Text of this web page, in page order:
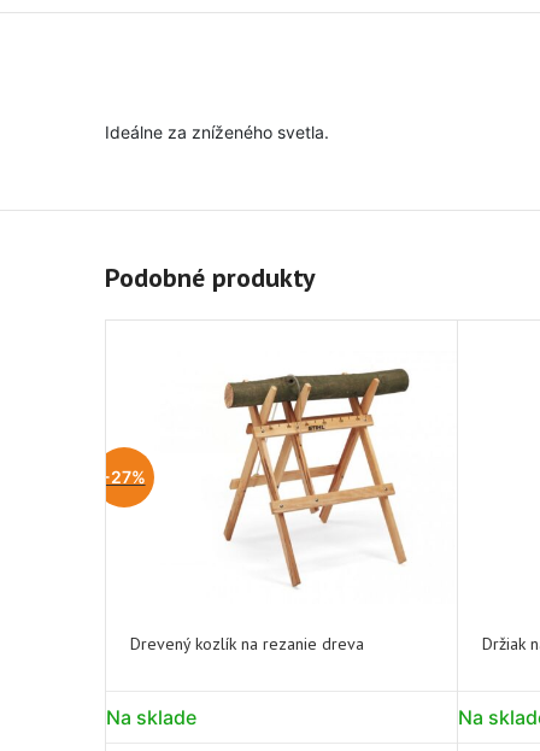
Ideálne za zníženého svetla.
Podobné produkty
-27%
Drevený kozlík na rezanie dreva
Na sklade
Držiak
Na